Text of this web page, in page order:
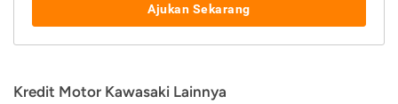
Ajukan Sekarang
Kredit Motor Kawasaki Lainnya